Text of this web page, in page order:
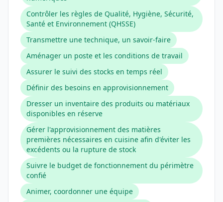
Contrôler les règles de Qualité, Hygiène, Sécurité,
Santé et Environnement (QHSSE)
Transmettre une technique, un savoir-faire
Aménager un poste et les conditions de travail
Assurer le suivi des stocks en temps réel
Définir des besoins en approvisionnement
Dresser un inventaire des produits ou matériaux
disponibles en réserve
Gérer l'approvisionnement des matières
premières nécessaires en cuisine afin d'éviter les
excédents ou la rupture de stock
Suivre le budget de fonctionnement du périmètre
confié
Animer, coordonner une équipe